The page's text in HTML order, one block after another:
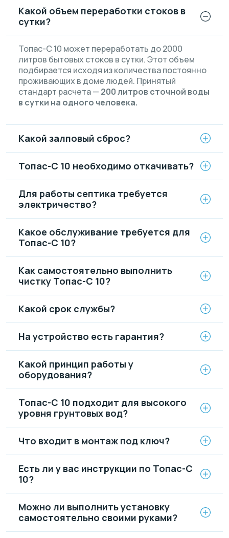
Какой объем переработки стоков в
сутки?
Топас-С 10 может переработать до 2000
литров бытовых стоков в сутки. Этот объем
подбирается исходя из количества постоянно
проживающих в доме людей. Принятый
стандарт расчета — 200 литров сточной воды
в сутки на одного человека.
Какой залповый сброс?
Топас-С 10 необходимо откачивать?
Для работы септика требуется
электричество?
Какое обслуживание требуется для
Топас-С 10?
Как самостоятельно выполнить
чистку Топас-С 10?
Какой срок службы?
На устройство есть гарантия?
Какой принцип работы у
оборудования?
Топас-С 10 подходит для высокого
уровня грунтовых вод?
Что входит в монтаж под ключ?
Есть ли у вас инструкции по Топас-С
10?
Можно ли выполнить установку
самостоятельно своими руками?